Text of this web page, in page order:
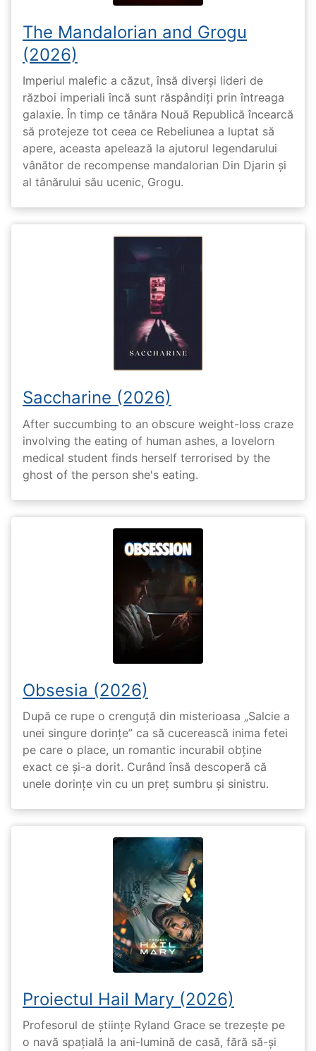
The Mandalorian and Grogu
(2026)
Imperiul malefic a căzut, însă diverși lideri de
război imperiali încă sunt răspândiți prin întreaga
galaxie. În timp ce tânăra Nouă Republică încearcă
să protejeze tot ceea ce Rebeliunea a luptat să
apere, aceasta apelează la ajutorul legendarului
vânător de recompense mandalorian Din Djarin și
al tânărului său ucenic, Grogu.
Saccharine (2026)
After succumbing to an obscure weight-loss craze
involving the eating of human ashes, a lovelorn
medical student finds herself terrorised by the
ghost of the person she's eating.
Obsesia (2026)
După ce rupe o crenguță din misterioasa „Salcie a
unei singure dorințe” ca să cucerească inima fetei
pe care o place, un romantic incurabil obține
exact ce și-a dorit. Curând însă descoperă că
unele dorințe vin cu un preț sumbru și sinistru.
Proiectul Hail Mary (2026)
Profesorul de științe Ryland Grace se trezește pe
o navă spațială la ani-lumină de casă, fără să-și